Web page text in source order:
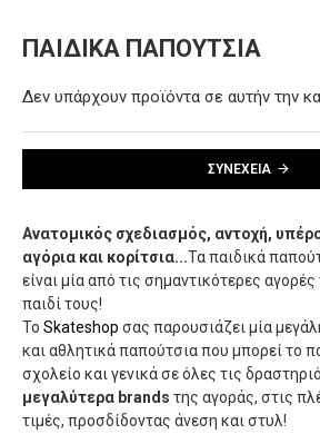
ΠΑΙΔΙΚΑ ΠΑΠΟΎΤΣΙΑ
Δεν υπάρχουν προϊόντα σε αυτήν την
ΣΥΝΈΧΕΙΑ
Ανατομικός σχεδιασμός, αντοχή,
αγόρια και κορίτσια...Τα παιδικά
είναι μία από τις σημαντικότερες
παιδί τους!
Το Skateshop σας παρουσιάζει μία
και αθλητικά παπούτσια που μπορεί το
σχολείο και γενικά σε όλες τις
μεγαλύτερα brands της αγοράς, στις
τιμές, προσδίδοντας άνεση και στυλ!